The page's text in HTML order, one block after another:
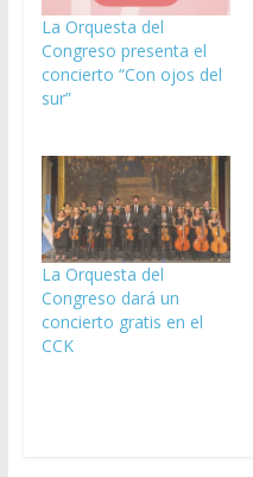
La Orquesta del
Congreso presenta el
concierto “Con ojos del
sur”
La Orquesta del
Congreso dará un
concierto gratis en el
CCK